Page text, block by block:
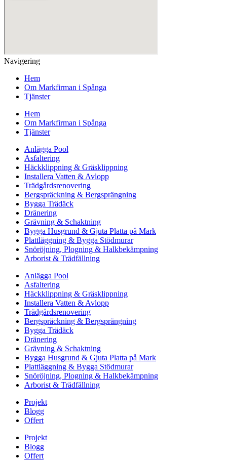
Navigering
Hem
Om Markfirman i Spånga
Tjänster
Hem
Om Markfirman i Spånga
Tjänster
Anlägga Pool
Asfaltering
Häckklippning & Gräsklippning
Installera Vatten & Avlopp
Trädgårdsrenovering
Bergspräckning & Bergsprängning
Bygga Trädäck
Dränering
Grävning & Schaktning
Bygga Husgrund & Gjuta Platta på Mark
Plattläggning & Bygga Stödmurar
Snöröjning, Plogning & Halkbekämpning
Arborist & Trädfällning
Anlägga Pool
Asfaltering
Häckklippning & Gräsklippning
Installera Vatten & Avlopp
Trädgårdsrenovering
Bergspräckning & Bergsprängning
Bygga Trädäck
Dränering
Grävning & Schaktning
Bygga Husgrund & Gjuta Platta på Mark
Plattläggning & Bygga Stödmurar
Snöröjning, Plogning & Halkbekämpning
Arborist & Trädfällning
Projekt
Blogg
Offert
Projekt
Blogg
Offert